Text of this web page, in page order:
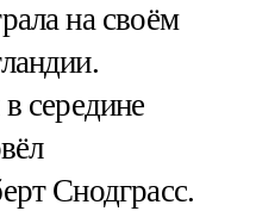
на своём
середине
Снодграсс.